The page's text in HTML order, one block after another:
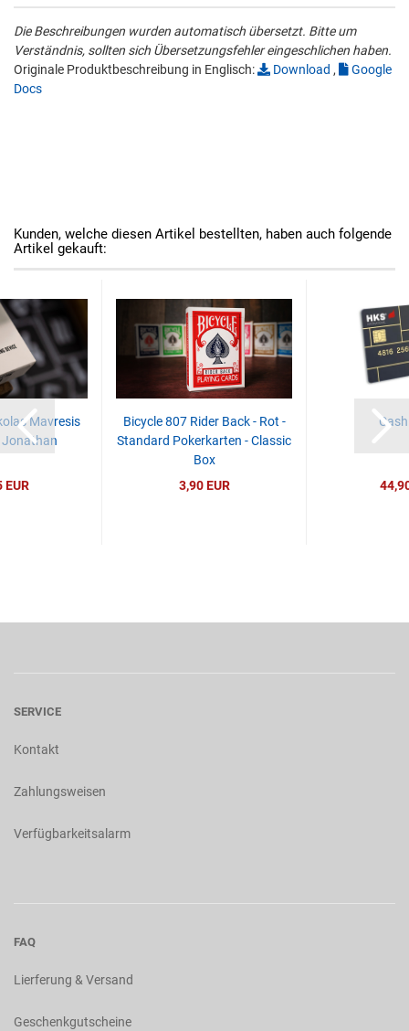
Die Beschreibungen wurden automatisch übersetzt. Bitte um
Verständnis, sollten sich Übersetzungsfehler eingeschlichen haben.
Originale Produktbeschreibung in Englisch:
Download ,
Google
Docs
Kunden, welche diesen Artikel bestellten, haben auch folgende
Artikel gekauft:
Mavresis
Jonathan
EUR
Bicycle 807 Rider Back - Rot -
Standard Pokerkarten - Classic
Box
3,90 EUR
SERVICE
Kontakt
Zahlungsweisen
Verfügbarkeitsalarm
FAQ
Lierferung & Versand
Geschenkgutscheine